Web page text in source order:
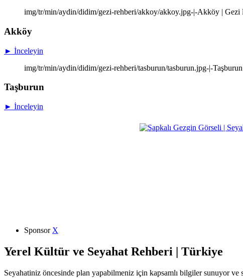
img/tr/min/aydin/didim/gezi-rehberi/akkoy/akkoy.jpg-|-Akköy | Gezi
Akköy
► İnceleyin
img/tr/min/aydin/didim/gezi-rehberi/tasburun/tasburun.jpg-|-
Taşburun
► İnceleyin
Sponsor X
Yerel Kültür ve Seyahat Rehberi | Türkiye
Seyahatiniz öncesinde plan yapabilmeniz için kapsamlı bilgiler sunuyor ve